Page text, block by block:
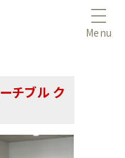
Menu
チブル ク